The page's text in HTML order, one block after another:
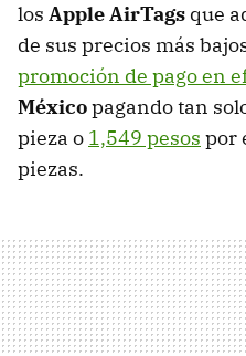
los Apple AirTags que
de sus precios más
promoción de pago en
Méxicopagando tan
pieza o 1,549 pesos por
piezas.